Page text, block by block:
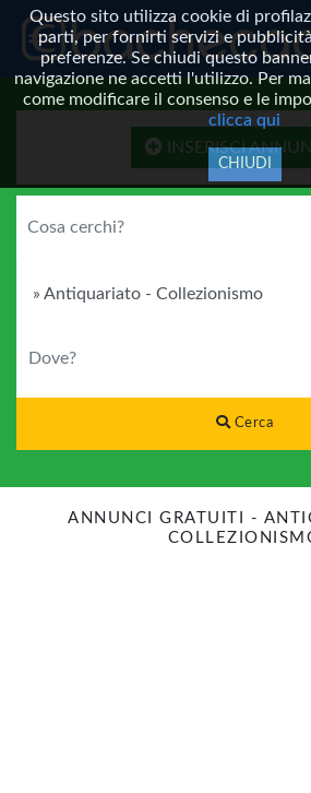
Questo sito utilizza cookie di
parti, per fornirti servizi e
preferenze. Se chiudi questo
navigazione ne accetti l'utilizzo. Per
come modificare il consenso e le
clicca qui
CHIUDI
INSERISCI
Cerca
ANNUNCI GRATUITI -